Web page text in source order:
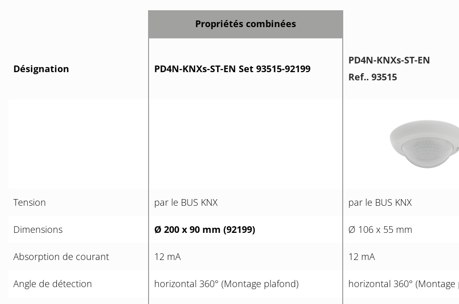
Propriétés combinées
Désignation PD4N-KNXs-ST-EN Set 93515-92199
PD4N-KNXs-ST-EN
Ref.. 93515
Tension par le BUS KNX par le BUS KNX
Dimensions Ø 200 x 90 mm (92199) Ø 106 x 55 mm
Absorption de courant 12 mA 12 mA
Angle de détection horizontal 360° (Montage plafond) horizontal 360° (Montage